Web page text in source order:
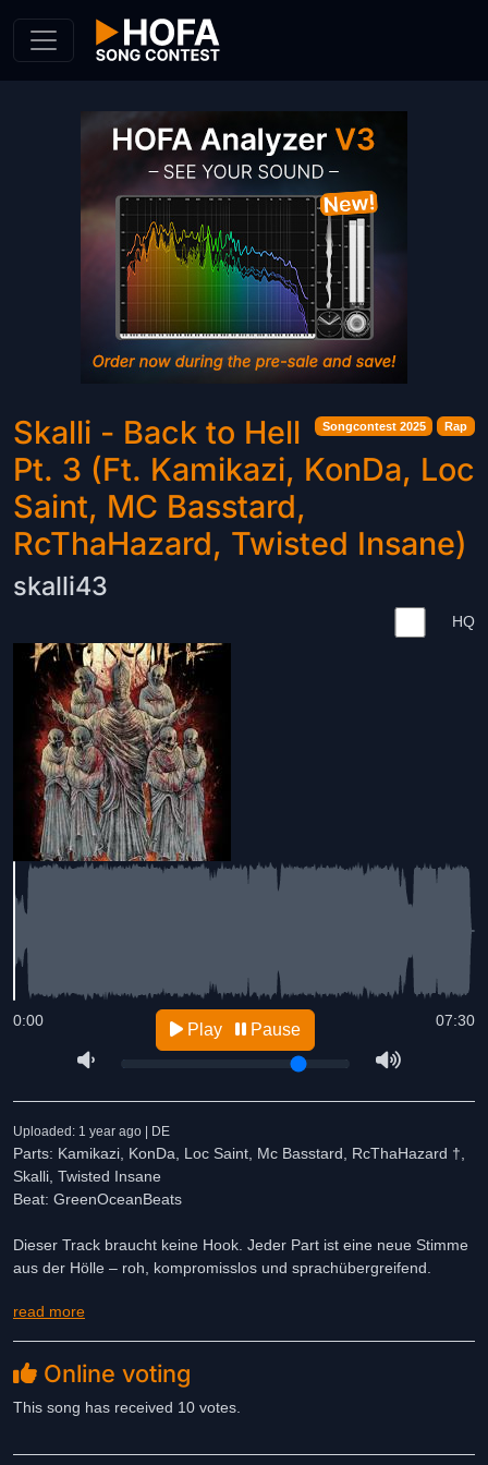
Songcontest 2025 Rap
Skalli - Back to Hell
Pt. 3 (Ft. Kamikazi, KonDa, Loc
Saint, MC Basstard,
RcThaHazard, Twisted Insane)
skalli43
HQ
07:30
0:00 Play Pause
Uploaded: 1 year ago | DE
Parts: Kamikazi, KonDa, Loc Saint, Mc Basstard, RcThaHazard †,
Skalli, Twisted Insane
Beat: GreenOceanBeats
Dieser Track braucht keine Hook. Jeder Part ist eine neue Stimme
aus der Hölle – roh, kompromisslos und sprachübergreifend.
Deutsch und Englisch wechseln sich ab, getragen vom düsteren
Jeder Künstler bringt seinen eigenen Wahnsinn – von
Technikfeuerwerken bis zu Horrorcore-Bildern.
Basstard, Loc Saint, RcThaHazard †, KonDa & Skalli.
read more
Online voting
This song has received 10 votes.